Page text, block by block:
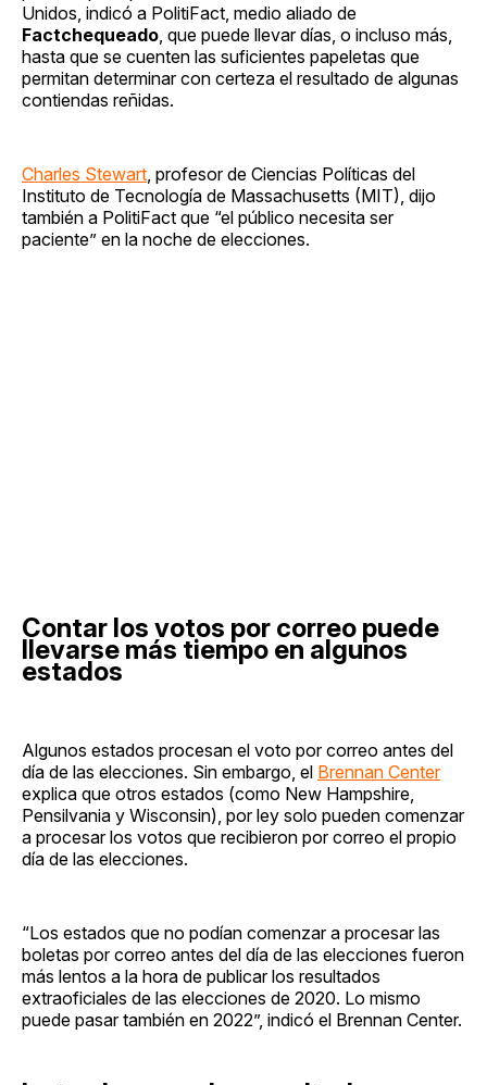
Unidos, indicó a PolitiFact, medio aliado de
Factchequeado , que puede llevar días, o incluso más,
hasta que se cuenten las suficientes papeletas que
permitan determinar con certeza el resultado de algunas
contiendas reñidas.
Charles Stewart , profesor de Ciencias Políticas del
Instituto de Tecnología de Massachusetts (MIT), dijo
también a PolitiFact que “el público necesita ser
paciente” en la noche de elecciones.
Contar los votos por correo puede
llevarse más tiempo en algunos
estados
Algunos estados procesan el voto por correo antes del
día de las elecciones. Sin embargo, el Brennan Center
explica que otros estados (como New Hampshire,
Pensilvania y Wisconsin), por ley solo pueden comenzar
a procesar los votos que recibieron por correo el propio
día de las elecciones.
“Los estados que no podían comenzar a procesar las
boletas por correo antes del día de las elecciones fueron
más lentos a la hora de publicar los resultados
extraoficiales de las elecciones de 2020. Lo mismo
puede pasar también en 2022”, indicó el Brennan Center.